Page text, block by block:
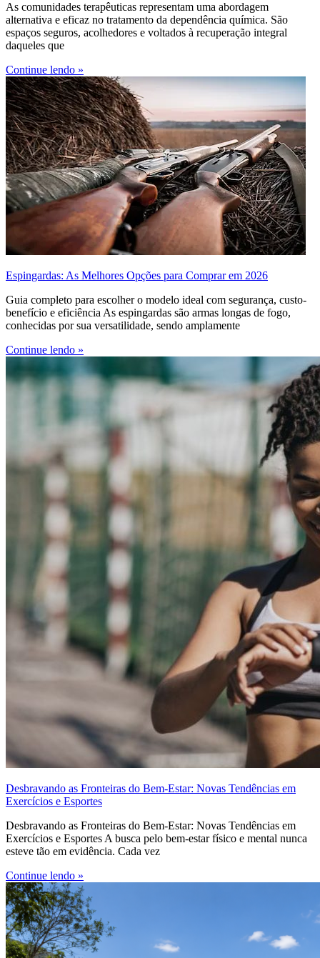
As comunidades terapêuticas representam uma abordagem
alternativa e eficaz no tratamento da dependência química. São
espaços seguros, acolhedores e voltados à recuperação integral
daqueles que
Continue lendo »
Espingardas: As Melhores Opções para Comprar em 2026
Guia completo para escolher o modelo ideal com segurança, custo-
benefício e eficiência As espingardas são armas longas de fogo,
conhecidas por sua versatilidade, sendo amplamente
Continue lendo »
Desbravando as Fronteiras do Bem-Estar: Novas Tendências em
Exercícios e Esportes
Desbravando as Fronteiras do Bem-Estar: Novas Tendências em
Exercícios e Esportes A busca pelo bem-estar físico e mental nunca
esteve tão em evidência. Cada vez
Continue lendo »